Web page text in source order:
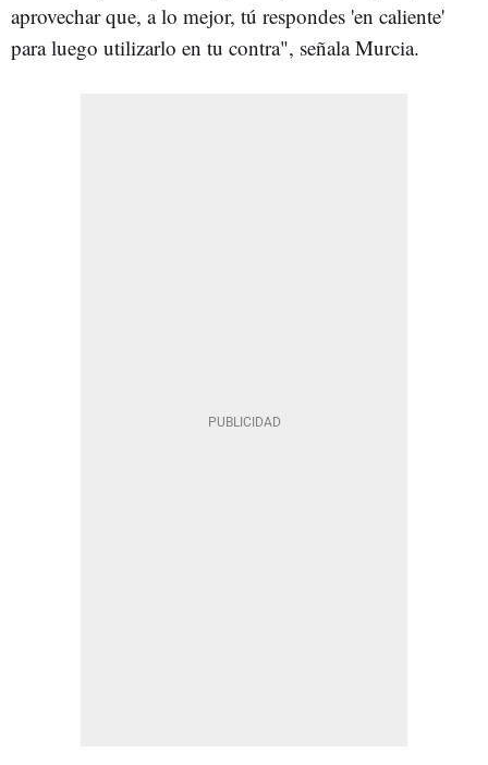
aprovechar que, a lo mejor, tú respondes 'en caliente'
para luego utilizarlo en tu contra", señala Murcia.